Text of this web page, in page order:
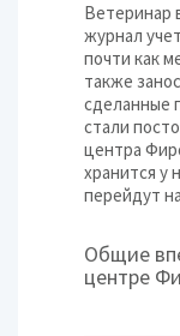
Ветеринар
журнал
почти как
также
сделанные
стали
центра
хранится у
перейдут
Общие
центре